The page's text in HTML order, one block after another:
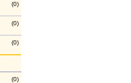
(0)
(0)
(0)
(0)